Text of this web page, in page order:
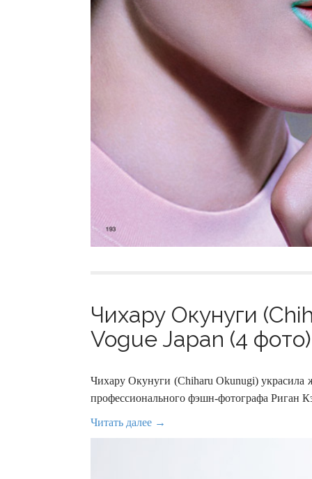
Чихару Окунуги
Vogue Japan (4 фото)
Чихару Окунуги (Chiharu Okunugi) украсила
профессионального фэшн-фотографа Риган
Читать далее →